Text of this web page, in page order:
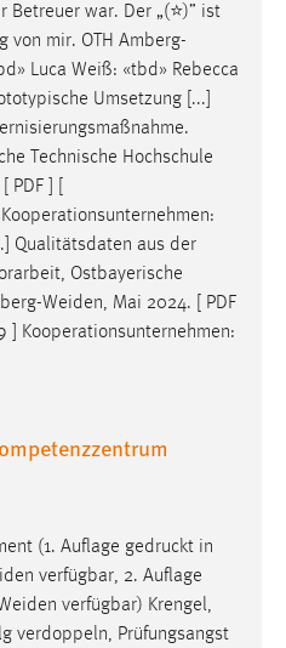
war. Der „(⭐)” ist
von mir. OTH Amberg-
Luca Weiß: «tbd» Rebecca
Umsetzung [...]
Technische Hochschule
PDF ] [
Qualitätsdaten aus der
Ostbayerische
Weiden, Mai 2024. [ PDF
] Kooperationsunternehmen:
(1. Auflage gedruckt in
verfügbar, 2. Auflage
verfügbar) Krengel,
verdoppeln, Prüfungsangst
um sich an der Website
uns zu verstehen, wie
nutzen.
_pk_ses